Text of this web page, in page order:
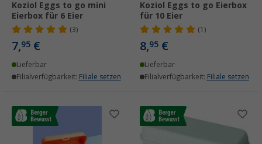
Koziol Eggs to go mini
Eierbox für 6 Eier
(3)
7,95 €
Lieferbar
Filialverfügbarkeit: Filiale setzen
Koziol Eggs to go Eierbox
für 10 Eier
(1)
8,95 €
Lieferbar
Filialverfügbarkeit: Filiale setzen